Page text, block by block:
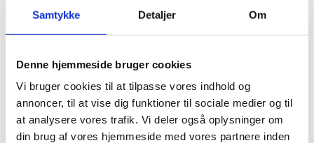
Samtykke Detaljer Om
Denne hjemmeside bruger cookies
Vi bruger cookies til at tilpasse vores indhold og
annoncer, til at vise dig funktioner til sociale medier og til
at analysere vores trafik. Vi deler også oplysninger om
din brug af vores hjemmeside med vores partnere inden
Visumpligt. Du kan søge om visum
Pas skal være gyldigt under opholdet.
Danske forlængede pas anerkendes ved ind- og
udrejse.